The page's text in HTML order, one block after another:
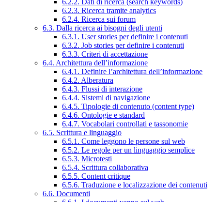
6.2.2. Dati di ricerca (search keywords)
6.2.3. Ricerca tramite analytics
6.2.4. Ricerca sui forum
6.3. Dalla ricerca ai bisogni degli utenti
6.3.1. User stories per definire i contenuti
6.3.2. Job stories per definire i contenuti
6.3.3. Criteri di accettazione
6.4. Architettura dell’informazione
6.4.1. Definire l’architettura dell’informazione
6.4.2. Alberatura
6.4.3. Flussi di interazione
6.4.4. Sistemi di navigazione
6.4.5. Tipologie di contenuto (content type)
6.4.6. Ontologie e standard
6.4.7. Vocabolari controllati e tassonomie
6.5. Scrittura e linguaggio
6.5.1. Come leggono le persone sul web
6.5.2. Le regole per un linguaggio semplice
6.5.3. Microtesti
6.5.4. Scrittura collaborativa
6.5.5. Content critique
6.5.6. Traduzione e localizzazione dei contenuti
6.6. Documenti